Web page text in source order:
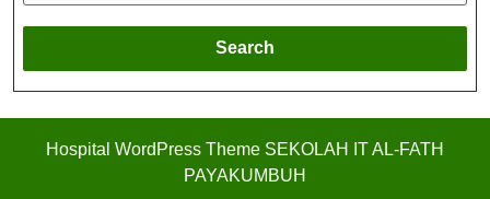
Search
Hospital WordPress Theme SEKOLAH IT AL-FATH
PAYAKUMBUH